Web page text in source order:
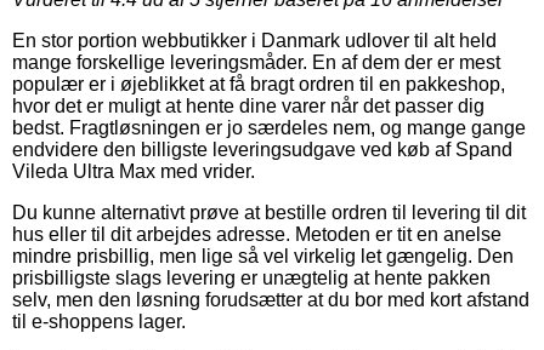
En stor portion webbutikker i Danmark udlover til alt held
mange forskellige leveringsmåder. En af dem der er mest
populær er i øjeblikket at få bragt ordren til en pakkeshop,
hvor det er muligt at hente dine varer når det passer dig
bedst. Fragtløsningen er jo særdeles nem, og mange gange
endvidere den billigste leveringsudgave ved køb af Spand
Vileda Ultra Max med vrider.
Du kunne alternativt prøve at bestille ordren til levering til dit
hus eller til dit arbejdes adresse. Metoden er tit en anelse
mindre prisbillig, men lige så vel virkelig let gængelig. Den
prisbilligste slags levering er unægtelig at hente pakken
selv, men den løsning forudsætter at du bor med kort afstand
til e-shoppens lager.